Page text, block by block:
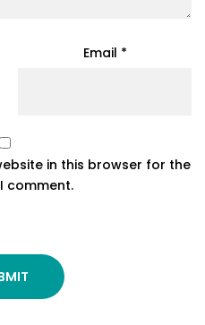
Email *
in this browser for the
comment.